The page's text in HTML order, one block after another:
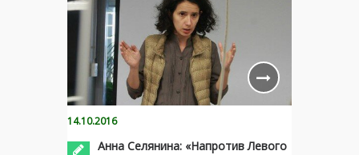
14.10.2016
Анна Селянина: «Напротив Левого